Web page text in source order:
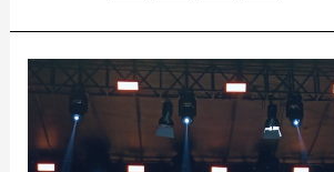
APBD,
Puncak